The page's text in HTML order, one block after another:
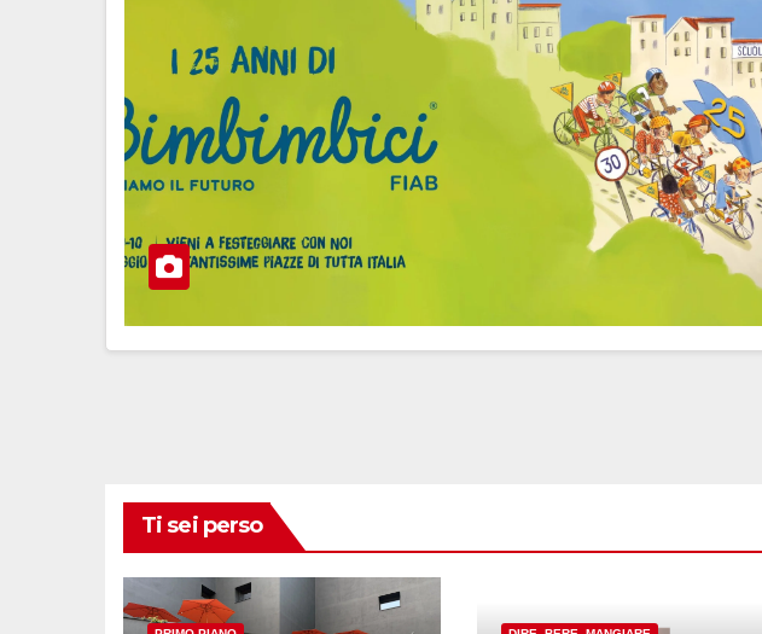
Ti sei perso